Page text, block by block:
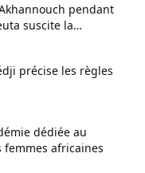
Akhannouch pendant
suscite la
précise les règles
dédiée au
africaines